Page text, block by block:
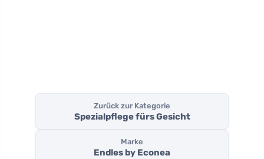
Zurück zur Kategorie
Spezialpflege fürs Gesicht
Marke
Endles by Econea